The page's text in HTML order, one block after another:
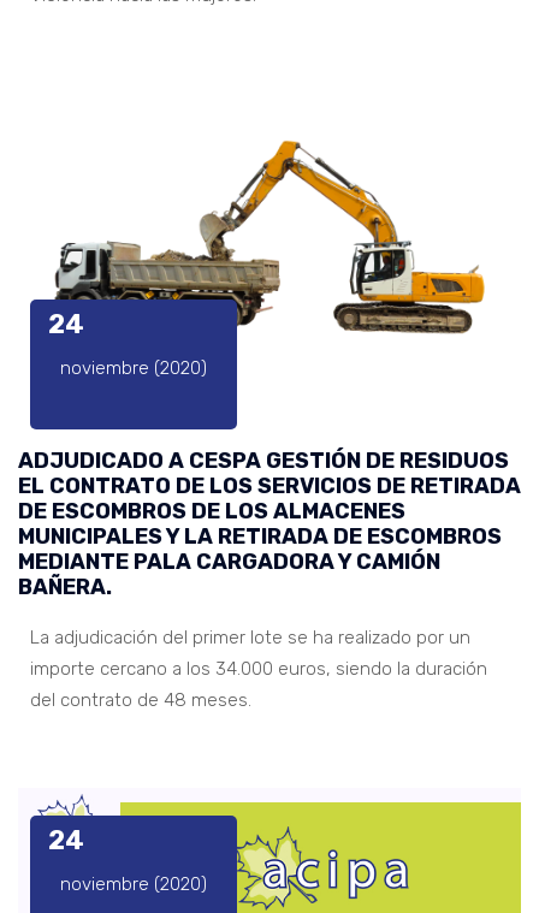
24
noviembre (2020)
ADJUDICADO A CESPA GESTIÓN DE RESIDUOS
EL CONTRATO DE LOS SERVICIOS DE RETIRADA
DE ESCOMBROS DE LOS ALMACENES
MUNICIPALES Y LA RETIRADA DE ESCOMBROS
MEDIANTE PALA CARGADORA Y CAMIÓN
BAÑERA.
La adjudicación del primer lote se ha realizado por un
importe cercano a los 34.000 euros, siendo la duración
del contrato de 48 meses.
24
noviembre (2020)